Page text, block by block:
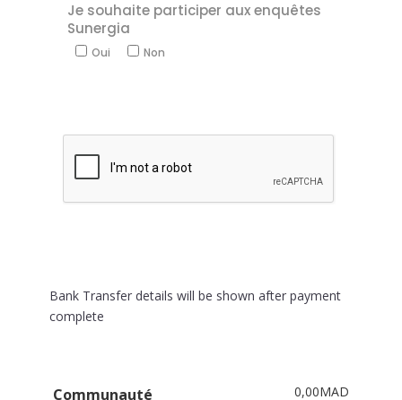
Je souhaite participer aux enquêtes
Sunergia
Oui Non
Bank Transfer details will be shown after payment
complete
Communauté 0,00MAD